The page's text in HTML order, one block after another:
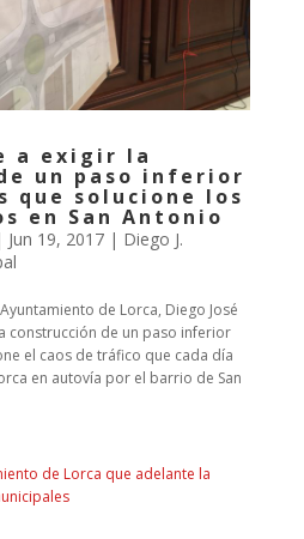
a exigir la
un paso inferior
que solucione los
en San Antonio
Jun 19, 2017| Diego J.
de Lorca, Diego José
construcción de un paso inferior
el caos de tráfico que cada día
en autovía por el barrio de San